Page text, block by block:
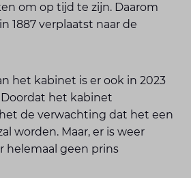
om op tijd te zijn. Daarom
1887 verplaatst naar de
het kabinet is er ook in 2023
het kabinet
de verwachting dat het een
worden. Maar, er is weer
helemaal geen prins